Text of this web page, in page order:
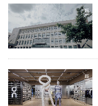
欄
訂
閱
區